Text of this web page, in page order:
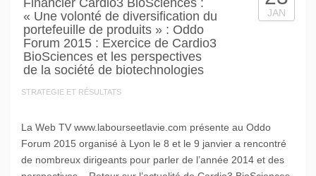
Financier Cardio3 BioSciences :
« Une volonté de diversification du
portefeuille de produits » : Oddo
Forum 2015 : Exercice de Cardio3
BioSciences et les perspectives
de la société de biotechnologies
STRATEGIE ET RÉSULTATS
JAN
La Web TV www.labourseetlavie.com présente au Oddo
Forum 2015 organisé à Lyon le 8 et le 9 janvier a rencontré
de nombreux dirigeants pour parler de l’année 2014 et des